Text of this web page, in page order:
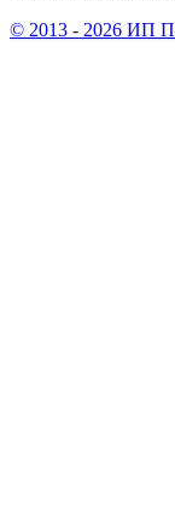
© 2013 - 2026 ИП